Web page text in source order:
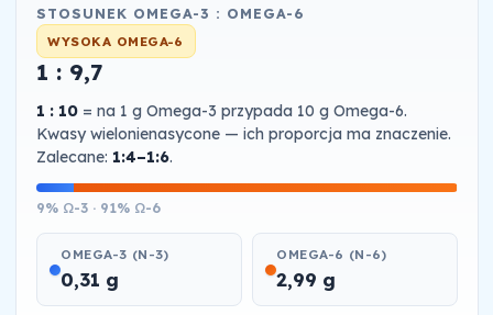
STOSUNEK OMEGA-3 : OMEGA-6
WYSOKA OMEGA-6
1 : 9,7
1 : 10= na 1 g Omega-3 przypada 10 g Omega-6.
Kwasy wielonienasycone — ich proporcja ma znaczenie.
Zalecane: 1:4–1:6.
9% Ω-3 · 91% Ω-6
OMEGA-3 (N-3)
0,31 g
OMEGA-6 (N-6)
2,99 g